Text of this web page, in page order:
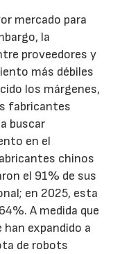
mercado para
la
proveedores y
más débiles
los márgenes,
fabricantes
buscar
en el
chinos
el 91% de sus
en 2025, esta
A medida que
expandido a
de robots